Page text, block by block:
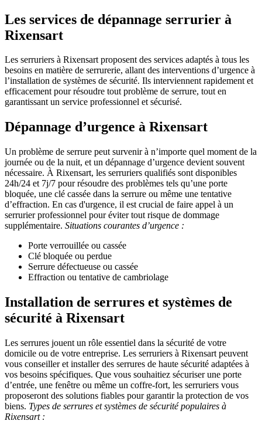
Les services de dépannage serrurier à
Rixensart
Les serruriers à Rixensart proposent des services adaptés à tous les
besoins en matière de serrurerie, allant des interventions d’urgence à
l’installation de systèmes de sécurité. Ils interviennent rapidement et
efficacement pour résoudre tout problème de serrure, tout en
garantissant un service professionnel et sécurisé.
Dépannage d’urgence à Rixensart
Un problème de serrure peut survenir à n’importe quel moment de la
journée ou de la nuit, et un dépannage d’urgence devient souvent
nécessaire. À Rixensart, les serruriers qualifiés sont disponibles
24h/24 et 7j/7 pour résoudre des problèmes tels qu’une porte
bloquée, une clé cassée dans la serrure ou même une tentative
d’effraction. En cas d'urgence, il est crucial de faire appel à un
serrurier professionnel pour éviter tout risque de dommage
supplémentaire. Situations courantes d’urgence :
Porte verrouillée ou cassée
Clé bloquée ou perdue
Serrure défectueuse ou cassée
Effraction ou tentative de cambriolage
Installation de serrures et systèmes de
sécurité à Rixensart
Les serrures jouent un rôle essentiel dans la sécurité de votre
domicile ou de votre entreprise. Les serruriers à Rixensart peuvent
vous conseiller et installer des serrures de haute sécurité adaptées à
vos besoins spécifiques. Que vous souhaitiez sécuriser une porte
d’entrée, une fenêtre ou même un coffre-fort, les serruriers vous
proposeront des solutions fiables pour garantir la protection de vos
biens. Types de serrures et systèmes de sécurité populaires à
Rixensart :